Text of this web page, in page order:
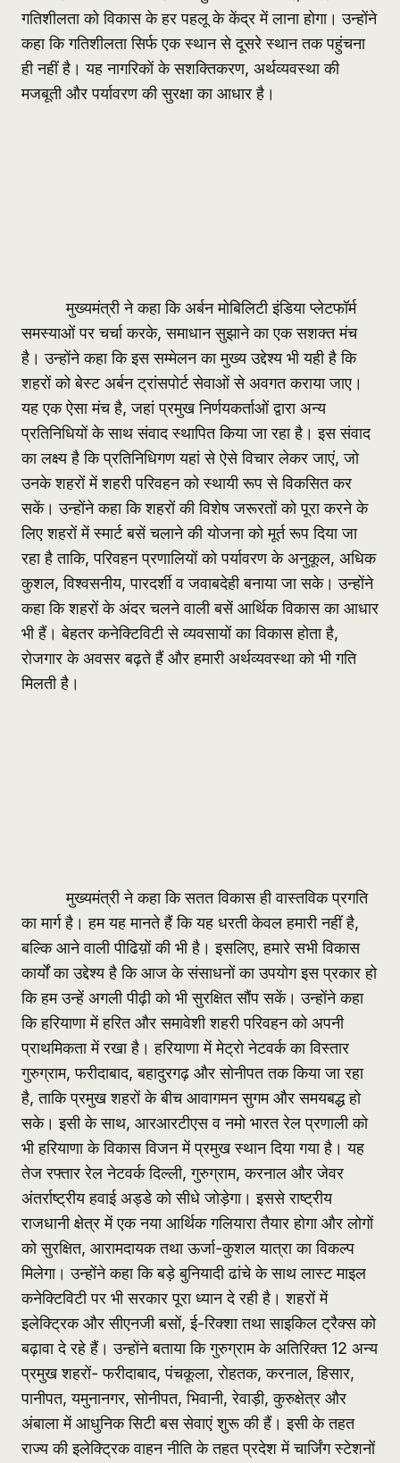
गतिशीलता को विकास के हर पहलू के केंद्र में लाना होगा। उन्होंने
कहा कि गतिशीलता सिर्फ एक स्थान से दूसरे स्थान तक पहुंचना
ही नहीं है। यह नागरिकों के सशक्तिकरण, अर्थव्यवस्था की
मजबूती और पर्यावरण की सुरक्षा का आधार है।
मुख्यमंत्री ने कहा कि अर्बन मोबिलिटी इंडिया प्लेटफॉर्म
समस्याओं पर चर्चा करके, समाधान सुझाने का एक सशक्त मंच
है। उन्होंने कहा कि इस सम्मेलन का मुख्य उद्देश्य भी यही है कि
शहरों को बेस्ट अर्बन ट्रांसपोर्ट सेवाओं से अवगत कराया जाए।
यह एक ऐसा मंच है, जहां प्रमुख निर्णयकर्ताओं द्वारा अन्य
प्रतिनिधियों के साथ संवाद स्थापित किया जा रहा है। इस संवाद
का लक्ष्य है कि प्रतिनिधिगण यहां से ऐसे विचार लेकर जाएं, जो
उनके शहरों में शहरी परिवहन को स्थायी रूप से विकसित कर
सकें। उन्होंने कहा कि शहरों की विशेष जरूरतों को पूरा करने के
लिए शहरों में स्मार्ट बसें चलाने की योजना को मूर्त रूप दिया जा
रहा है ताकि, परिवहन प्रणालियों को पर्यावरण के अनुकूल, अधिक
कुशल, विश्वसनीय, पारदर्शी व जवाबदेही बनाया जा सके। उन्होंने
कहा कि शहरों के अंदर चलने वाली बसें आर्थिक विकास का आधार
भी हैं। बेहतर कनेक्टिविटी से व्यवसायों का विकास होता है,
रोजगार के अवसर बढ़ते हैं और हमारी अर्थव्यवस्था को भी गति
मिलती है।
मुख्यमंत्री ने कहा कि सतत विकास ही वास्तविक प्रगति
का मार्ग है। हम यह मानते हैं कि यह धरती केवल हमारी नहीं है,
बल्कि आने वाली पीढिय़ों की भी है। इसलिए, हमारे सभी विकास
कार्यों का उद्देश्य है कि आज के संसाधनों का उपयोग इस प्रकार हो
कि हम उन्हें अगली पीढ़ी को भी सुरक्षित सौंप सकें। उन्होंने कहा
कि हरियाणा में हरित और समावेशी शहरी परिवहन को अपनी
प्राथमिकता में रखा है। हरियाणा में मेट्रो नेटवर्क का विस्तार
गुरुग्राम, फरीदाबाद, बहादुरगढ़ और सोनीपत तक किया जा रहा
है, ताकि प्रमुख शहरों के बीच आवागमन सुगम और समयबद्ध हो
सके। इसी के साथ, आरआरटीएस व नमो भारत रेल प्रणाली को
भी हरियाणा के विकास विजन में प्रमुख स्थान दिया गया है। यह
तेज रफ्तार रेल नेटवर्क दिल्ली, गुरुग्राम, करनाल और जेवर
अंतर्राष्ट्रीय हवाई अड्डे को सीधे जोड़ेगा। इससे राष्ट्रीय
राजधानी क्षेत्र में एक नया आर्थिक गलियारा तैयार होगा और लोगों
को सुरक्षित, आरामदायक तथा ऊर्जा-कुशल यात्रा का विकल्प
मिलेगा। उन्होंने कहा कि बड़े बुनियादी ढांचे के साथ लास्ट माइल
कनेक्टिविटी पर भी सरकार पूरा ध्यान दे रही है। शहरों में
इलेक्ट्रिक और सीएनजी बसों, ई-रिक्शा तथा साइकिल ट्रैक्स को
बढ़ावा दे रहे हैं। उन्होंने बताया कि गुरुग्राम के अतिरिक्त 12 अन्य
प्रमुख शहरों- फरीदाबाद, पंचकूला, रोहतक, करनाल, हिसार,
पानीपत, यमुनानगर, सोनीपत, भिवानी, रेवाड़ी, कुरुक्षेत्र और
अंबाला में आधुनिक सिटी बस सेवाएं शुरू की हैं। इसी के तहत
राज्य की इलेक्ट्रिक वाहन नीति के तहत प्रदेश में चार्जिंग स्टेशनों